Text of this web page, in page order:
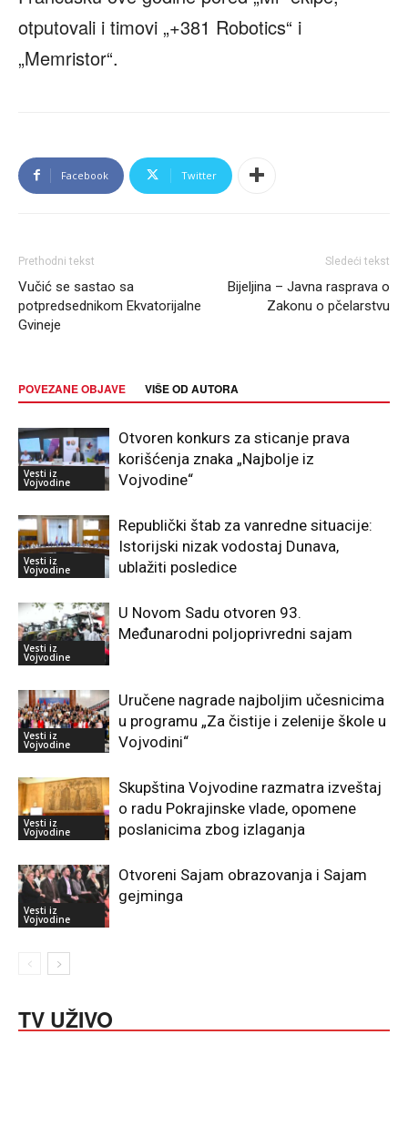
otputovali i timovi „+381 Robotics“ i
„Memristor“.
Facebook Twitter
Prethodni tekst
Vučić se sastao sa
potpredsednikom Ekvatorijalne
Gvineje
Sledeći tekst
Bijeljina – Javna rasprava o
Zakonu o pčelarstvu
POVEZANE OBJAVE VIŠE OD AUTORA
Vesti iz
Vojvodine
Otvoren konkurs za sticanje prava
korišćenja znaka „Najbolje iz
Vojvodine“
Vesti iz
Vojvodine
Republički štab za vanredne situacije:
Istorijski nizak vodostaj Dunava,
ublažiti posledice
Vesti iz
Vojvodine
U Novom Sadu otvoren 93.
Međunarodni poljoprivredni sajam
Vesti iz
Vojvodine
Uručene nagrade najboljim učesnicima
u programu „Za čistije i zelenije škole u
Vojvodini“
Vesti iz
Vojvodine
Skupština Vojvodine razmatra izveštaj
o radu Pokrajinske vlade, opomene
poslanicima zbog izlaganja
Vesti iz
Vojvodine
Otvoreni Sajam obrazovanja i Sajam
gejminga
TV UŽIVO